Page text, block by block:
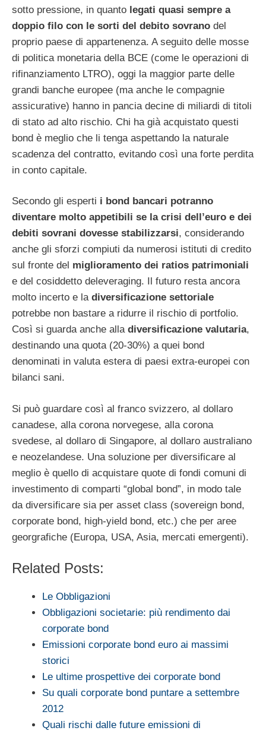
sotto pressione, in quanto legati quasi sempre a
doppio filo con le sorti del debito sovrano del
proprio paese di appartenenza. A seguito delle mosse
di politica monetaria della BCE (come le operazioni di
rifinanziamento LTRO), oggi la maggior parte delle
grandi banche europee (ma anche le compagnie
assicurative) hanno in pancia decine di miliardi di titoli
di stato ad alto rischio. Chi ha già acquistato questi
bond è meglio che li tenga aspettando la naturale
scadenza del contratto, evitando così una forte perdita
in conto capitale.
Secondo gli esperti i bond bancari potranno
diventare molto appetibili se la crisi dell’euro e dei
debiti sovrani dovesse stabilizzarsi, considerando
anche gli sforzi compiuti da numerosi istituti di credito
sul fronte del miglioramento dei ratios patrimoniali
e del cosiddetto deleveraging. Il futuro resta ancora
molto incerto e la diversificazione settoriale
potrebbe non bastare a ridurre il rischio di portfolio.
Così si guarda anche alla diversificazione valutaria,
destinando una quota (20-30%) a quei bond
denominati in valuta estera di paesi extra-europei con
bilanci sani.
Si può guardare così al franco svizzero, al dollaro
canadese, alla corona norvegese, alla corona
svedese, al dollaro di Singapore, al dollaro australiano
e neozelandese. Una soluzione per diversificare al
meglio è quello di acquistare quote di fondi comuni di
investimento di comparti “global bond”, in modo tale
da diversificare sia per asset class (sovereign bond,
corporate bond, high-yield bond, etc.) che per aree
georgrafiche (Europa, USA, Asia, mercati emergenti).
Related Posts:
Le Obbligazioni
Obbligazioni societarie: più rendimento dai
corporate bond
Emissioni corporate bond euro ai massimi
storici
Le ultime prospettive dei corporate bond
Su quali corporate bond puntare a settembre
2012
Quali rischi dalle future emissioni di